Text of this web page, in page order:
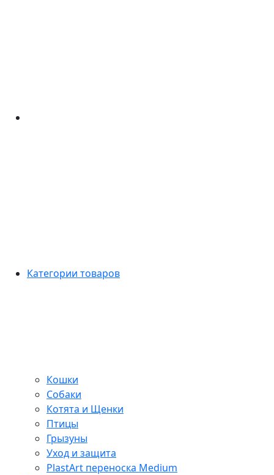
Категории товаров
Кошки
Собаки
Котята и Щенки
Птицы
Грызуны
Уход и защита
PlastArt переноска Medium